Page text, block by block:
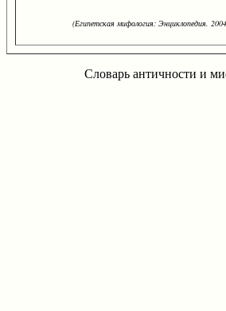
(Египетская мифология: Энциклопедия.
Словарь античности и